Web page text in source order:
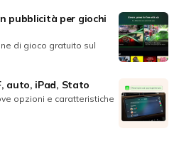
pubblicità per giochi
di gioco gratuito sul
auto, iPad, Stato
opzioni e caratteristiche